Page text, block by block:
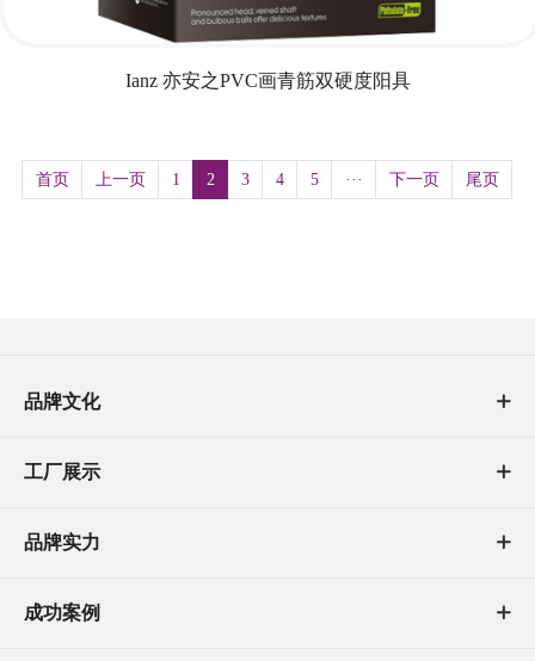
Ianz 亦安之PVC画青筋双硬度阳具
首页 上一页 1 2 3 4 5 ··· 下一页 尾页
品牌文化 
工厂展示 
品牌实力 
成功案例 